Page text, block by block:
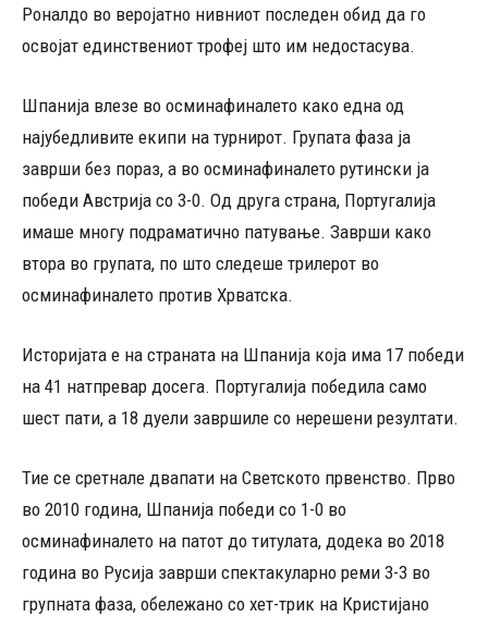
Роналдо во веројатно нивниот последен обид да го
освојат единствениот трофеј што им недостасува.
Шпанија влезе во осминафиналето како една од
најубедливите екипи на турнирот. Групата фаза ја
заврши без пораз, а во осминафиналето рутински ја
победи Австрија со 3-0. Од друга страна, Португалија
имаше многу подраматично патување. Заврши како
втора во групата, по што следеше трилерот во
осминафиналето против Хрватска.
Историјата е на страната на Шпанија која има 17 победи
на 41 натпревар досега. Португалија победила само
шест пати, а 18 дуели завршиле со нерешени резултати.
Тие се сретнале двапати на Светското првенство. Прво
во 2010 година, Шпанија победи со 1-0 во
осминафиналето на патот до титулата, додека во 2018
година во Русија заврши спектакуларно реми 3-3 во
групната фаза, обележано со хет-трик на Кристијано